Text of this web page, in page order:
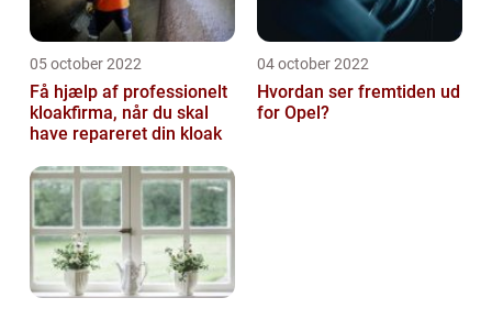
05 october 2022
Få hjælp af professionelt
kloakfirma, når du skal
have repareret din kloak
04 october 2022
Hvordan ser fremtiden ud
for Opel?